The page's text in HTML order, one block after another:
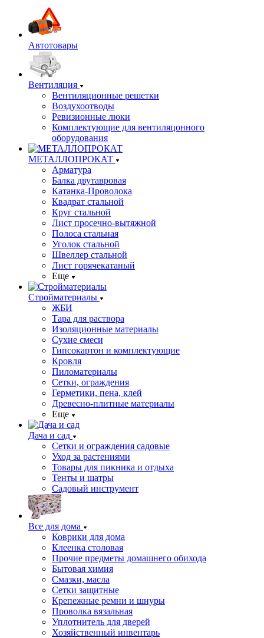
Автотовары
Вентиляция
Вентиляционные решетки
Воздухоотводы
Ревизионные люки
Комплектующие для вентиляцонного
оборудования
МЕТАЛЛОПРОКАТ
Арматура
Балка двутавровая
Катанка-Проволока
Квадрат стальной
Круг стальной
Лист просечно-вытяжной
Полоса стальная
Уголок стальной
Швеллер стальной
Лист горячекатаный
Еще
Стройматериалы
ЖБИ
Тара для раствора
Изоляционные материалы
Сухие смеси
Гипсокартон и комплектующие
Кровля
Пиломатериалы
Сетки, ограждения
Герметики, пена, клей
Древесно-плитные материалы
Еще
Дача и сад
Сетки и ограждения садовые
Уход за растениями
Товары для пикника и отдыха
Тенты и шатры
Садовый инструмент
Все для дома
Коврики для дома
Клеенка столовая
Прочие предметы домашнего обихода
Бытовая химия
Смазки, масла
Сетки защитные
Крепежные ремни и шнуры
Проволка вязальная
Уплотнитель для дверей
Хозяйственный инвентарь